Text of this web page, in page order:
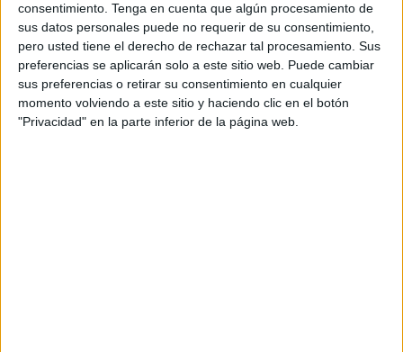
consentimiento. Tenga en cuenta que algún procesamiento de
sus datos personales puede no requerir de su consentimiento,
pero usted tiene el derecho de rechazar tal procesamiento. Sus
preferencias se aplicarán solo a este sitio web. Puede cambiar
sus preferencias o retirar su consentimiento en cualquier
momento volviendo a este sitio y haciendo clic en el botón
"Privacidad" en la parte inferior de la página web.
Lo que iba a ser toda una fiesta de color música y buen
ambiente se ha visto truncada por las inclemencias
meteorológicas, que han imposibilitado esta celebración,
ya que la Ciudad ha decidido preservar el bienestar de los
vecinos de la ciudad autónoma.